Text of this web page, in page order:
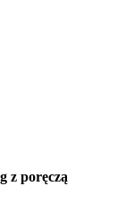
z poręczą